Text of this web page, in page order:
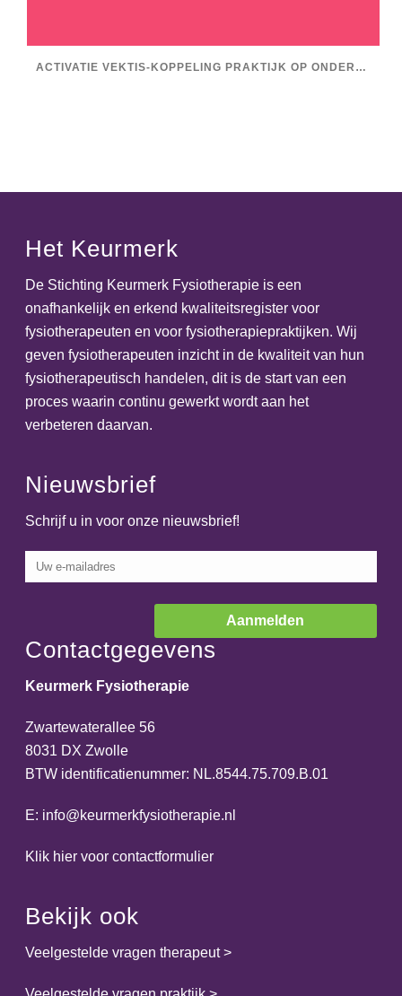
ACTIVATIE VEKTIS-KOPPELING PRAKTIJK OP ONDERNEMINGS- EN VESTIGINGSNIVEAU
Het Keurmerk
De Stichting Keurmerk Fysiotherapie is een
onafhankelijk en erkend kwaliteitsregister voor
fysiotherapeuten en voor fysiotherapiepraktijken. Wij
geven fysiotherapeuten inzicht in de kwaliteit van hun
fysiotherapeutisch handelen, dit is de start van een
proces waarin continu gewerkt wordt aan het
verbeteren daarvan.
Nieuwsbrief
Schrijf u in voor onze nieuwsbrief!
Contactgegevens
Keurmerk Fysiotherapie
Zwartewaterallee 56
8031 DX Zwolle
BTW identificatienummer: NL.8544.75.709.B.01
E: info@keurmerkfysiotherapie.nl
Klik hier voor contactformulier
Bekijk ook
Veelgestelde vragen therapeut>